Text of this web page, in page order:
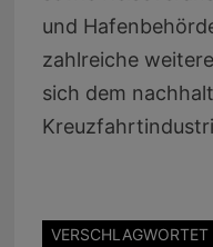
und
zahlreiche
sich dem
VERSCHLAGWORTET